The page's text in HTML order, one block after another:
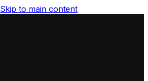
Skip to main content